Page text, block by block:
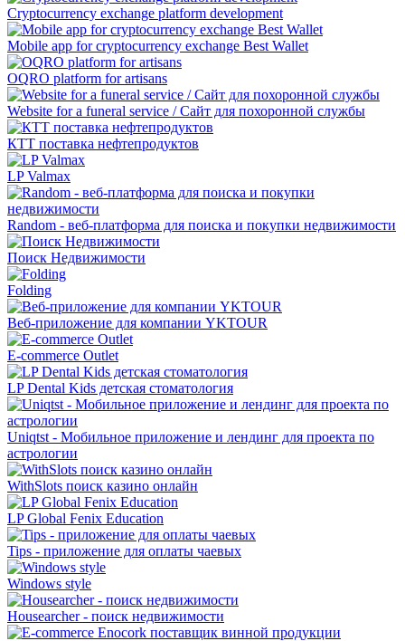
Cryptocurrency exchange platform development
Mobile app for cryptocurrency exchange Best Wallet
OQRO platform for artisans
Website for a funeral service / Сайт для похоронной службы
КТТ поставка нефтепродуктов
LP Valmax
Random - веб-платформа для поиска и покупки недвижимости
Поиск Недвижимости
Folding
Веб-приложение для компании YKTOUR
E-commerce Outlet
LP Dental Kids детская стоматология
Uniqtst - Мобильное приложение и лендинг для проекта по
астрологии
WithSlots поиск казино онлайн
LP Global Fenix ​​Education
Tips - приложение для оплаты чаевых
Windows style
Housearcher - поиск недвижимости